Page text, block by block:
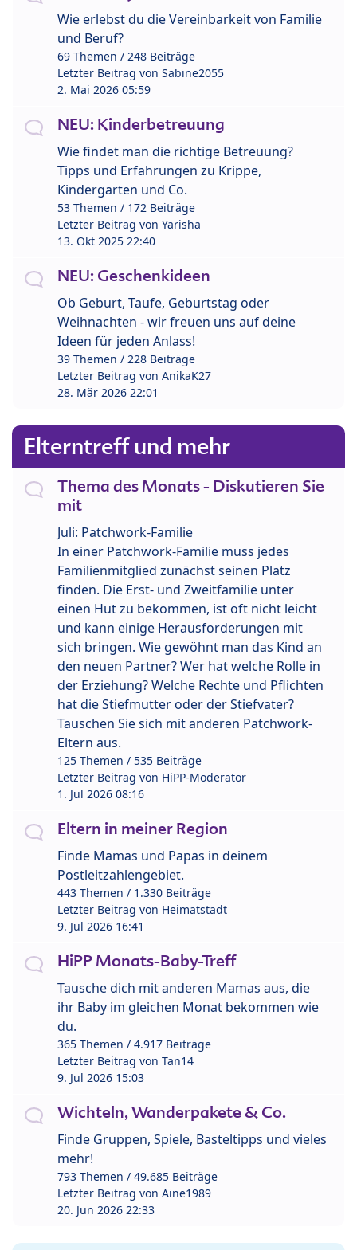
Wie erlebst du die Vereinbarkeit von Familie
und Beruf?
69 Themen / 248 Beiträge
Letzter Beitrag von Sabine2055
2. Mai 2026 05:59
NEU: Kinderbetreuung
Wie findet man die richtige Betreuung?
Tipps und Erfahrungen zu Krippe,
Kindergarten und Co.
53 Themen / 172 Beiträge
Letzter Beitrag von Yarisha
13. Okt 2025 22:40
NEU: Geschenkideen
Ob Geburt, Taufe, Geburtstag oder
Weihnachten - wir freuen uns auf deine
Ideen für jeden Anlass!
39 Themen / 228 Beiträge
Letzter Beitrag von AnikaK27
28. Mär 2026 22:01
Elterntreff und mehr
Thema des Monats - Diskutieren Sie
mit
Juli: Patchwork-Familie
In einer Patchwork-Familie muss jedes
Familienmitglied zunächst seinen Platz
finden. Die Erst- und Zweitfamilie unter
einen Hut zu bekommen, ist oft nicht leicht
und kann einige Herausforderungen mit
sich bringen. Wie gewöhnt man das Kind an
den neuen Partner? Wer hat welche Rolle in
der Erziehung? Welche Rechte und Pflichten
hat die Stiefmutter oder der Stiefvater?
Tauschen Sie sich mit anderen Patchwork-
Eltern aus.
125 Themen / 535 Beiträge
Letzter Beitrag von HiPP-Moderator
1. Jul 2026 08:16
Eltern in meiner Region
Finde Mamas und Papas in deinem
Postleitzahlengebiet.
443 Themen / 1.330 Beiträge
Letzter Beitrag von Heimatstadt
9. Jul 2026 16:41
HiPP Monats-Baby-Treff
Tausche dich mit anderen Mamas aus, die
ihr Baby im gleichen Monat bekommen wie
du.
365 Themen / 4.917 Beiträge
Letzter Beitrag von Tan14
9. Jul 2026 15:03
Wichteln, Wanderpakete & Co.
Finde Gruppen, Spiele, Basteltipps und vieles
mehr!
793 Themen / 49.685 Beiträge
Letzter Beitrag von Aine1989
20. Jun 2026 22:33